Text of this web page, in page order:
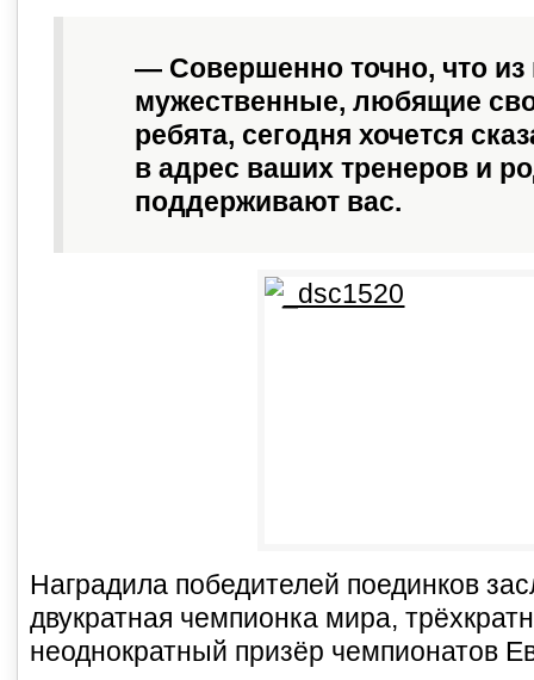
— Совершенно точно, что
мужественные, любящие
ребята, сегодня хочется
в адрес ваших тренеров и
поддерживают вас.
Наградила победителей поединков
двукратная чемпионка мира,
неоднократный призёр чемпионатов